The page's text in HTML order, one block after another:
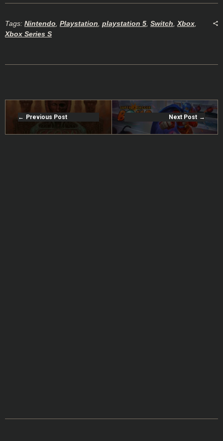
Tags: Nintendo Playstation playstation 5 Switch Xbox
Xbox Series S
Previous Post Next Post